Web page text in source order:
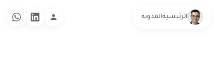
الرئيسيةالمدونة